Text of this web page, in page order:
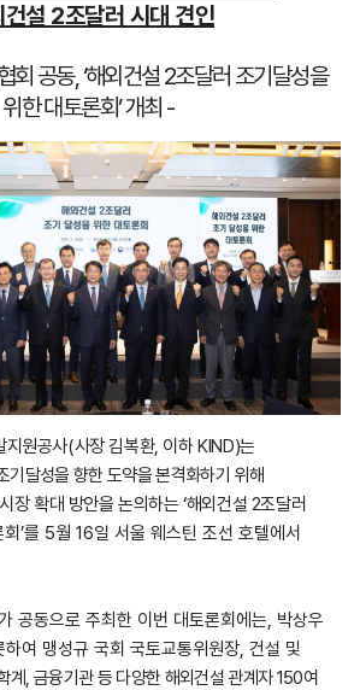
건설 2조달러 시대 견인
회 공동, ‘해외건설 2조달러 조기달성을
위한 대토론회’ 개최 -
지원공사(사장 김복환, 이하 KIND)는
기달성을 향한 도약을 본격화하기 위해
장 확대 방안을 논의하는 ‘해외건설 2조달러
회’를 5월16일 서울 웨스틴 조선 호텔에서
공동으로 주최한 이번 대토론회에는, 박상우
여 맹성규 국회 국토교통위원장, 건설 및
계, 금융기관 등 다양한 해외건설 관계자 150여